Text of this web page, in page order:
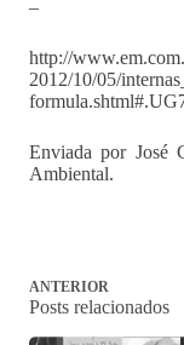
–
http://
2012/10/05/
Enviada por José
Ambiental.
ANTERIOR
Posts relacionados